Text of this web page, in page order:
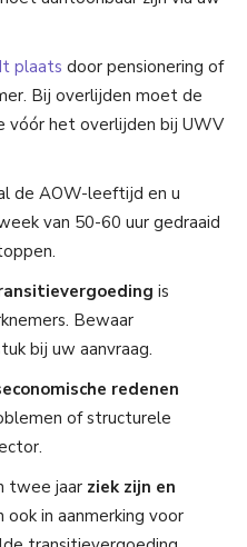
plaats door pensionering of
Bij overlijden moet de
vóór het overlijden bij UWV
de AOW-leeftijd en u
van 50-60 uur gedraaid
is
Bewaar
bij uw aanvraag.
redenen
of structurele
twee jaar ziek zijn en
ook in aanmerking voor